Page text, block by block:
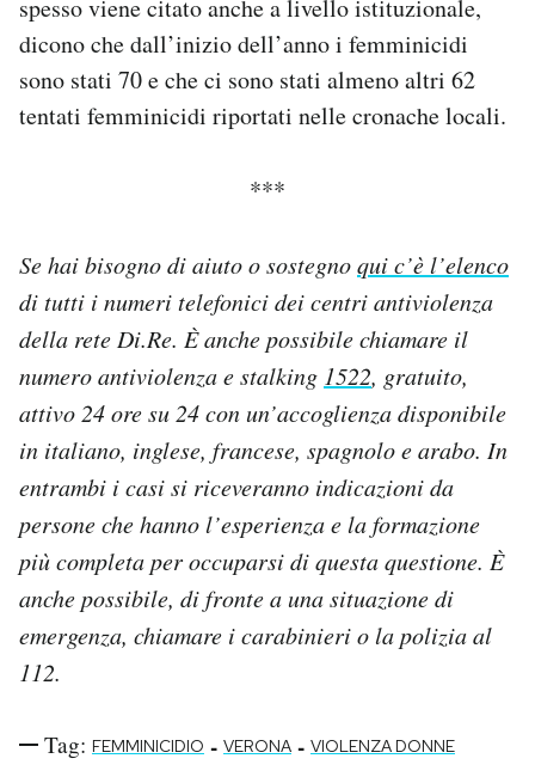
spesso viene citato anche a livello istituzionale,
dicono che dall’inizio dell’anno i femminicidi
sono stati 70 e che ci sono stati almeno altri 62
tentati femminicidi riportati nelle cronache locali.
***
Se hai bisogno di aiuto o sostegnoqui c’è l’elenco
di tutti i numeri telefonici dei centri antiviolenza
della rete Di.Re. È anche possibile chiamare il
numero antiviolenza e stalking 1522, gratuito,
attivo 24 ore su 24 con un’accoglienza disponibile
in italiano, inglese, francese, spagnolo e arabo. In
entrambi i casi si riceveranno indicazioni da
persone che hanno l’esperienza e la formazione
più completa per occuparsi di questa questione. È
anche possibile, di fronte a una situazione di
emergenza, chiamare i carabinieri o la polizia al
112.
Tag: FEMMINICIDIO - VERONA - VIOLENZA DONNE